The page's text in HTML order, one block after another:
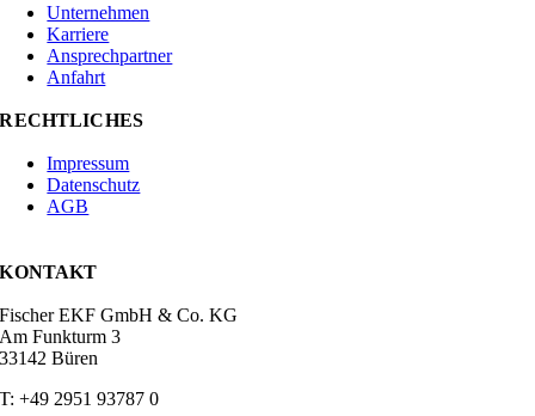
Unternehmen
Karriere
Ansprechpartner
Anfahrt
RECHTLICHES
Impressum
Datenschutz
AGB
KONTAKT
Fischer EKF GmbH & Co. KG
Am Funkturm 3
33142 Büren
T: +49 2951 93787 0